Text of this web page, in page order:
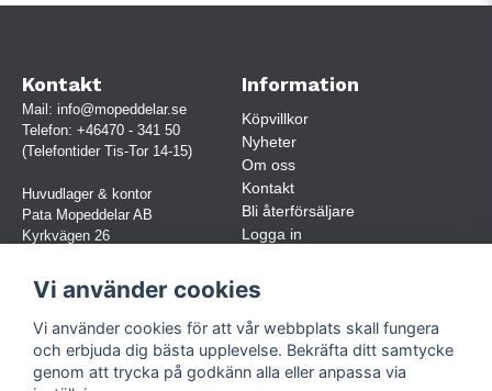
Kontakt
Mail: info@mopeddelar.se
Telefon: +46470 - 341 50
(Telefontider Tis-Tor 14-15)
Huvudlager & kontor
Pata Mopeddelar AB
Kyrkvägen 26
(OBS. Endast förbokade besök)
Org.nr:
559030-5248
Jur. namn: Pata Mopeddelar AB
Information
Köpvillkor
Nyheter
Om oss
Kontakt
Bli återförsäljare
Logga in
Vi använder cookies
Vi använder cookies för att vår webbplats skall fungera
och erbjuda dig bästa upplevelse. Bekräfta ditt samtycke
genom att trycka på godkänn alla eller anpassa via